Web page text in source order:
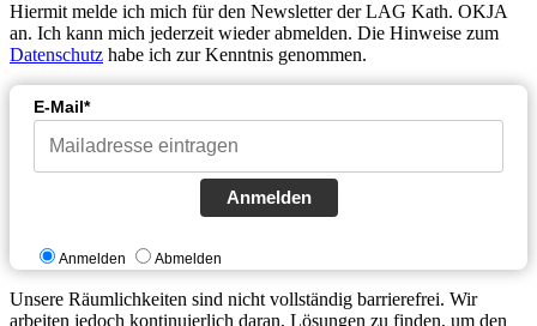
Hiermit melde ich mich für den Newsletter der LAG Kath. OKJA
an. Ich kann mich jederzeit wieder abmelden. Die Hinweise zum
Datenschutz habe ich zur Kenntnis genommen.
E-Mail*
Anmelden
Anmelden Abmelden
Unsere Räumlichkeiten sind nicht vollständig barrierefrei. Wir
arbeiten jedoch kontinuierlich daran, Lösungen zu finden, um den